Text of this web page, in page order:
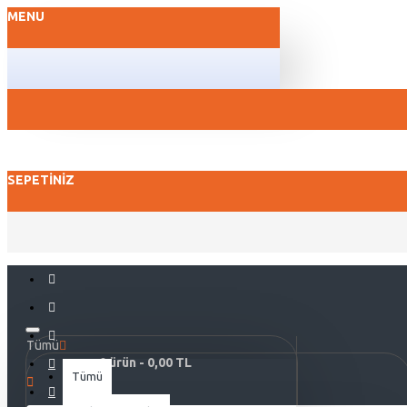
MENU
SEPETINIZ
Tümü
Tümü
0 ürün - 0,00 TL